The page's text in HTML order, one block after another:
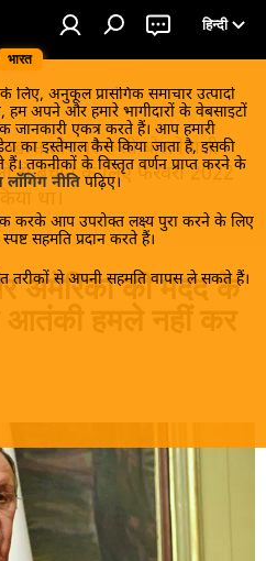
भारत
हिन्दी
लिए, अनुकूल प्रासंगिक समाचार उत्पादों
हम अपने और हमारे भागीदारों के वेबसाइटों
एकत्र करते हैं। आप हमारी
का इस्तेमाल कैसे किया जाता है, इसकी
तकनीकों के विस्तृत वर्णन प्राप्त करने के
नीति पढ़िए।
करके आप उपरोक्त लक्ष्य पुरा करने के लिए
सहमति प्रदान करते हैं।
तरीकों से अपनी सहमति वापस ले सकते हैं।
तौर पर रूसी बोलनेवाली
से बचाने के लिए फरवरी 2022
था।
अमेरिका की मदद के
हमले नहीं कर